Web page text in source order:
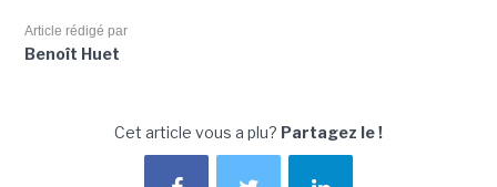
Article rédigé par
Benoît Huet
Cet article vous a plu? Partagez le !